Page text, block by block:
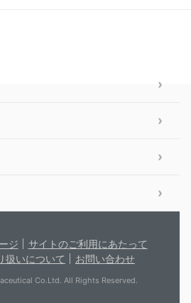
ジ
サイトのご利用にあたって
扱いについて
お問い合わせ
Co.Ltd. All Rights Reserved.